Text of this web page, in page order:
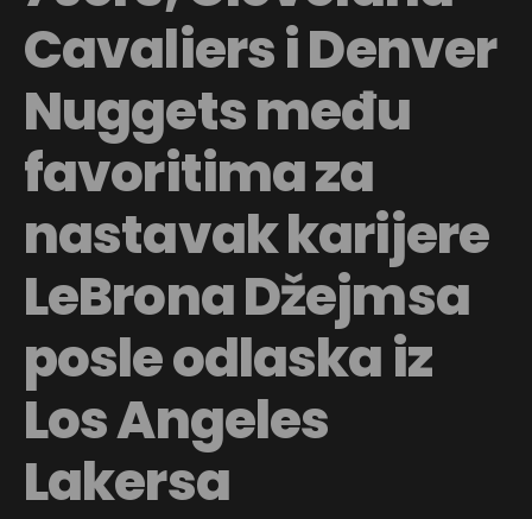
Cavaliers i Denver
Nuggets među
favoritima za
nastavak karijere
LeBrona Džejmsa
posle odlaska iz
Los Angeles
Lakersa